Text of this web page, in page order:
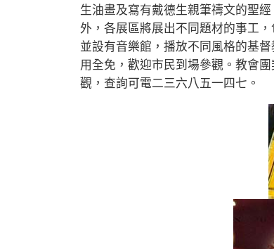
生油畫及寫有戴德生親筆禱文的聖
外，各展區將展出不同題材的事工
並設有音樂館，播放不同風格的基
用全免，歡迎市民到場參觀。教會
觀，查詢可電二三六八五一四七。